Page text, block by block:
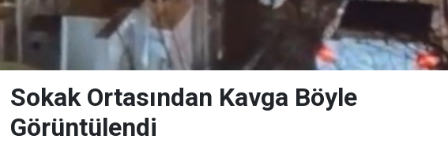
Sokak Ortasından Kavga Böyle
Görüntülendi